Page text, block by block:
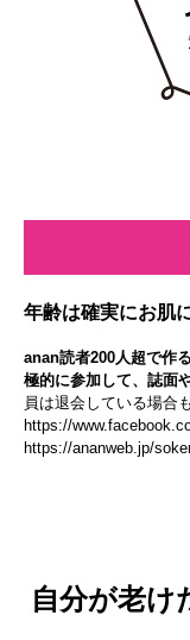
年齢は確実にお肌
anan読者200人超で作
極的に参加して、誌面
員は退会している場合
https://
https://ananweb.jp/
自分が老け